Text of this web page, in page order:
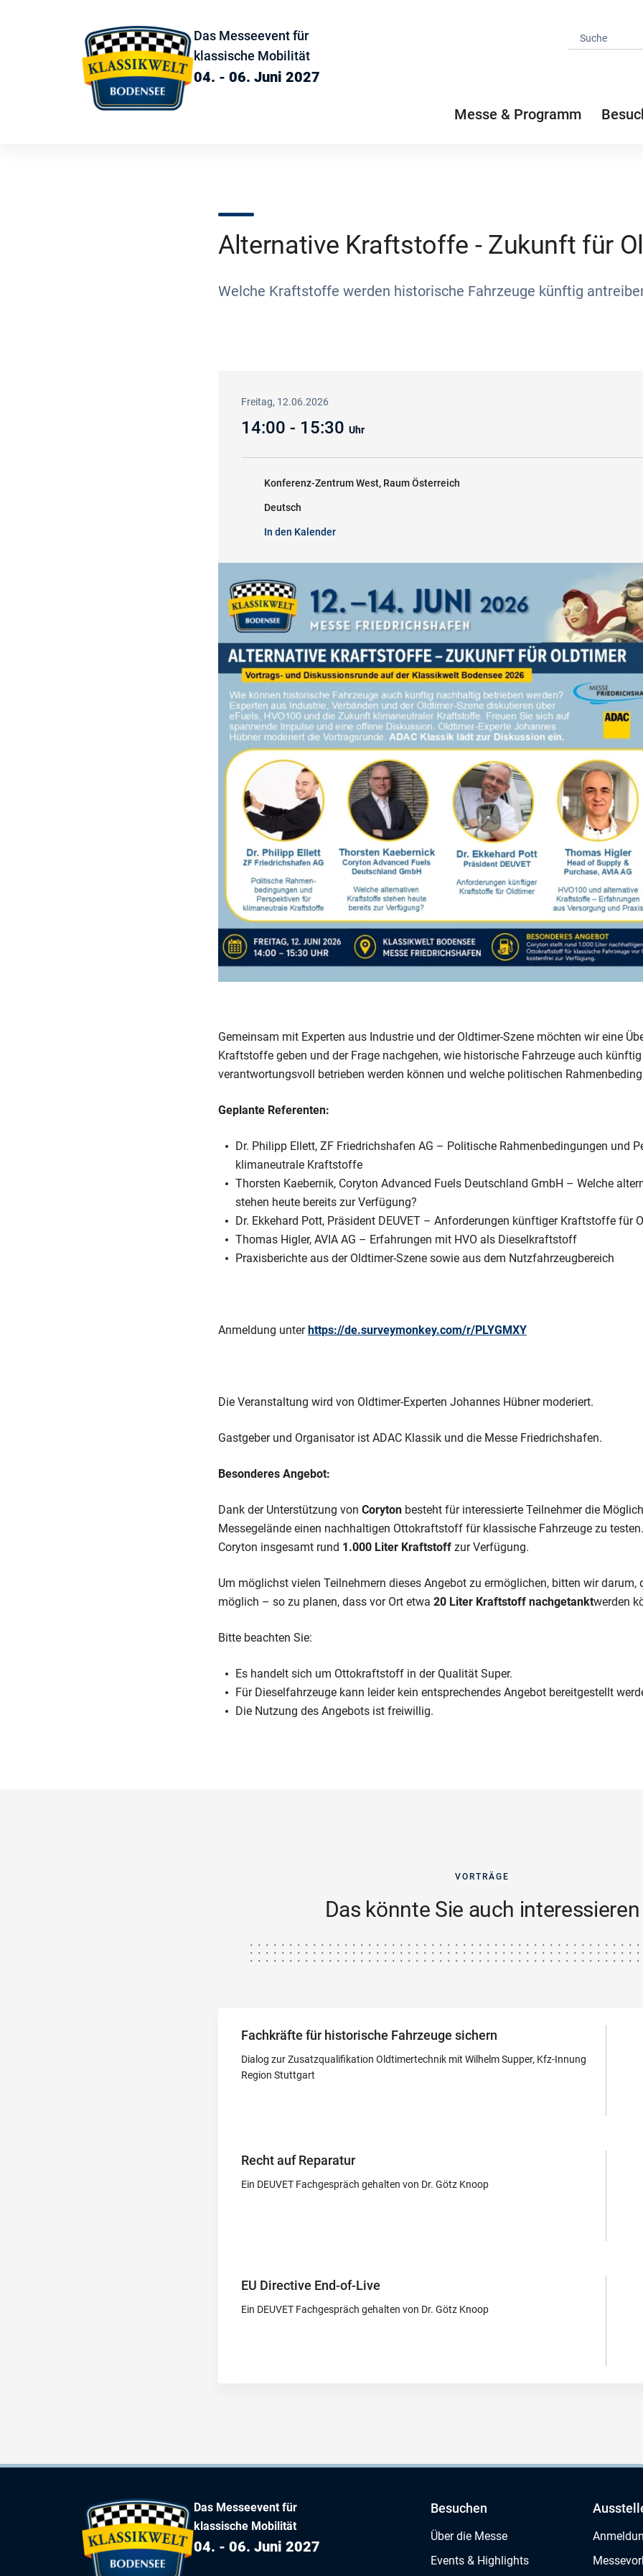
Das Messeevent für
klassische Mobilität
04. - 06. Juni 2027
Messe & Programm
Alternative Kraftstoffe - Zukunft für
Welche Kraftstoffe werden historische Fahrzeuge künftig
Freitag, 12.06.2026
14:00 - 15:30 Uhr
Konferenz-Zentrum West, Raum Österreich
Deutsch
In den Kalender
Gemeinsam mit Experten aus Industrie und der Oldtimer-Szene möchten wir eine
Kraftstoffe geben und der Frage nachgehen, wie historische Fahrzeuge auch
verantwortungsvoll betrieben werden können und welche politischen
Geplante Referenten:
Dr. Philipp Ellett, ZF Friedrichshafen AG – Politische Rahmenbedingungen und
klimaneutrale Kraftstoffe
Thorsten Kaebernik, Coryton Advanced Fuels Deutschland GmbH – Welche
stehen heute bereits zur Verfügung?
Dr. Ekkehard Pott, Präsident DEUVET – Anforderungen künftiger Kraftstoffe für
Thomas Higler, AVIA AG – Erfahrungen mit HVO als Dieselkraftstoff
Praxisberichte aus der Oldtimer-Szene sowie aus dem Nutzfahrzeugbereich
Anmeldung unterhttps://de.surveymonkey.com/r/PLYGMXY
Die Veranstaltung wird von Oldtimer-Experten Johannes Hübner moderiert.
Gastgeber und Organisator ist ADAC Klassik und die Messe Friedrichshafen.
Besonderes Angebot:
Dank der Unterstützung von Coryton besteht für interessierte Teilnehmer die
Messegelände einen nachhaltigen Ottokraftstoff für klassische Fahrzeuge zu
Coryton insgesamt rund 1.000 Liter Kraftstoff zur Verfügung.
Um möglichst vielen Teilnehmern dieses Angebot zu ermöglichen, bitten wir darum,
möglich – so zu planen, dass vor Ort etwa 20 Liter Kraftstoff nachgetanktwerden
Bitte beachten Sie:
Es handelt sich um Ottokraftstoff in der Qualität Super.
Für Dieselfahrzeuge kann leider kein entsprechendes Angebot bereitgestellt
Die Nutzung des Angebots ist freiwillig.
VORTRÄGE
Das könnte Sie auch interessieren
Fachkräfte für historische Fahrzeuge sichern
Dialog zur Zusatzqualifikation Oldtimertechnik mit Wilhelm Supper, Kfz-Innung
Region Stuttgart
Recht auf Reparatur
Ein DEUVET Fachgespräch gehalten von Dr. Götz Knoop
EU Directive End-of-Live
Ein DEUVET Fachgespräch gehalten von Dr. Götz Knoop
Das Messeevent für
klassische Mobilität
04. - 06. Juni 2027
Besuchen
Über die Messe
Events & Highlights